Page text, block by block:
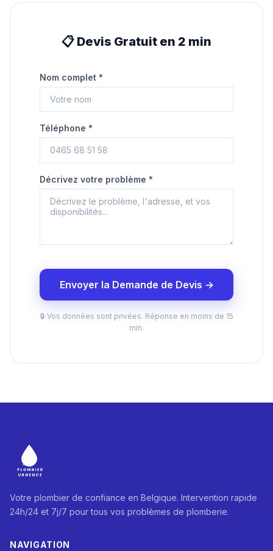
📋 Devis Gratuit en 2 min
Nom complet *
Téléphone *
Décrivez votre problème *
Envoyer la Demande de Devis →
🔒 Vos données sont privées. Réponse en moins de 15
min.
Votre plombier de confiance en Belgique. Intervention rapide
24h/24 et 7j/7 pour tous vos problèmes de plomberie.
NAVIGATION